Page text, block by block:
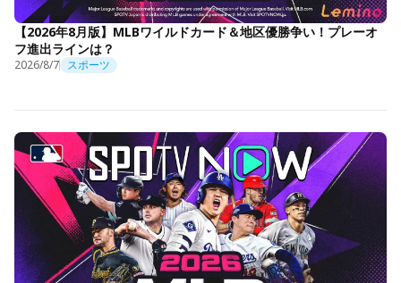
【2026年8月版】MLBワイルドカード＆地区優勝争い！プレーオ
フ進出ラインは？
2026/8/7 スポーツ